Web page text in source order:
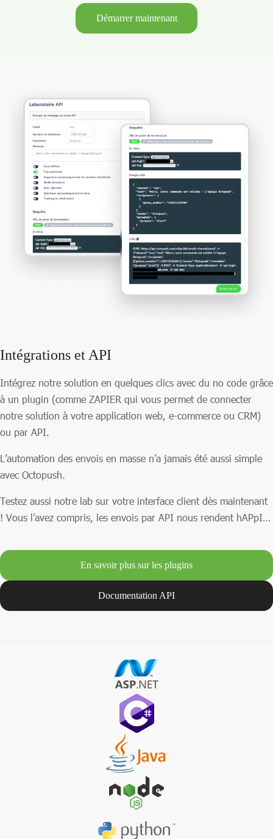
Démarrer maintenant
Intégrations et API
Intégrez notre solution en quelques clics avec du no code grâce
à un plugin (comme ZAPIER qui vous permet de connecter
notre solution à votre application web, e-commerce ou CRM)
ou par API.
L’automation des envois en masse n’a jamais été aussi simple
avec Octopush.
Testez aussi notre lab sur votre interface client dès maintenant
! Vous l’avez compris, les envois par API nous rendent hAPpI…
En savoir plus sur les plugins
Documentation API